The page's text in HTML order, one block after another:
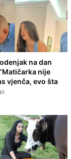
na dan
nije
vjenča, evo šta